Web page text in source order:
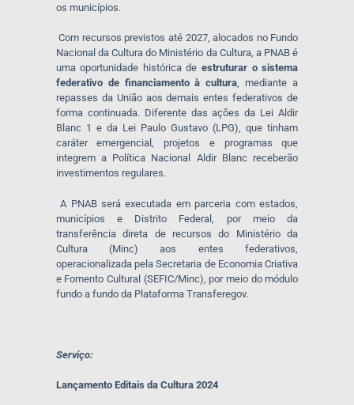
os municípios.
Com recursos previstos até 2027, alocados no Fundo
Nacional da Cultura do Ministério da Cultura, a PNAB é
uma oportunidade histórica deestruturar o sistema
federativo de financiamento à cultura, mediante a
repasses da União aos demais entes federativos de
forma continuada. Diferente das ações da Lei Aldir
Blanc 1 e da Lei Paulo Gustavo (LPG), que tinham
caráter emergencial, projetos e programas que
integrem a Política Nacional Aldir Blanc receberão
investimentos regulares.
A PNAB será executada em parceria com estados,
municípios e Distrito Federal, por meio da
transferência direta de recursos do Ministério da
Cultura (Minc) aos entes federativos,
operacionalizada pela Secretaria de Economia Criativa
e Fomento Cultural (SEFIC/Minc), por meio do módulo
fundo a fundo da Plataforma Transferegov.
Serviço:
Lançamento Editais da Cultura 2024